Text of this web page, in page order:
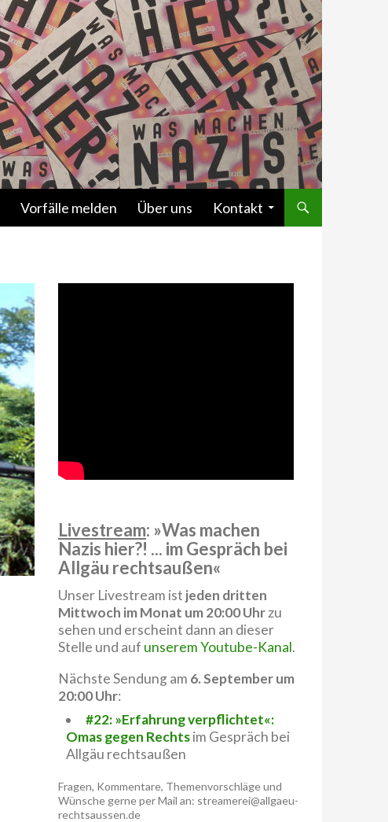
Vorfälle melden Über uns Kontakt
Livestream: »Was machen
Nazis hier?! ... im Gespräch bei
Allgäu rechtsaußen«
Unser Livestream ist jeden dritten
Mittwoch im Monat um 20:00 Uhrzu
sehen und erscheint dann an dieser
Stelle und auf unserem Youtube-Kanal.
Nächste Sendung am 6. September um
20:00 Uhr:
#22: »Erfahrung verpflichtet«:
Omas gegen Rechtsim Gespräch bei
Allgäu rechtsaußen
Fragen, Kommentare, Themenvorschläge und
Wünsche gerne per Mail an: streamerei@allgaeu-
rechtsaussen.de